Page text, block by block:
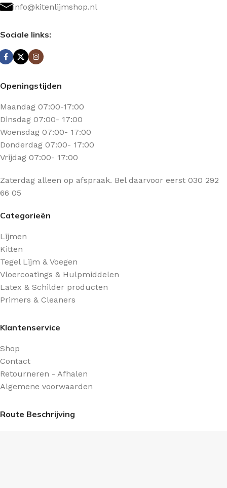
info@kitenlijmshop.nl
Sociale links:
Openingstijden
Maandag 07:00-17:00
Dinsdag 07:00- 17:00
Woensdag 07:00- 17:00
Donderdag 07:00- 17:00
Vrijdag 07:00- 17:00
Zaterdag alleen op afspraak. Bel daarvoor eerst 030 292
66 05
Categorieën
Lijmen
Kitten
Tegel Lijm & Voegen
Vloercoatings & Hulpmiddelen
Latex & Schilder producten
Primers & Cleaners
Klantenservice
Shop
Contact
Retourneren - Afhalen
Algemene voorwaarden
Route Beschrijving